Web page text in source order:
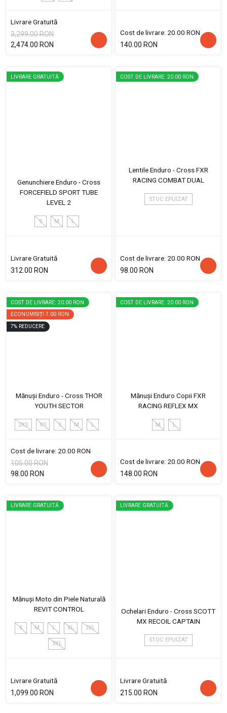
Livrare Gratuită
3,299.00 RON
2,474.00 RON
Cost de livrare: 20.00 RON
140.00 RON
LIVRARE GRATUITĂ
Genunchiere Enduro - Cross
FORCEFIELD SPORT TUBE
LEVEL 2
S M L
Livrare Gratuită
312.00 RON
COST DE LIVRARE: 20.00 RON
Lentile Enduro - Cross FXR
RACING COMBAT DUAL
STOC EPUIZAT
Cost de livrare: 20.00 RON
98.00 RON
COST DE LIVRARE: 20.00 RON
ECONOMISIȚI 7.00 RON
7% REDUCERE
Mănuși Enduro - Cross THOR
YOUTH SECTOR
2XS XS S M L
Cost de livrare: 20.00 RON
105.00 RON
98.00 RON
COST DE LIVRARE: 20.00 RON
Mănuși Enduro Copii FXR
RACING REFLEX MX
M L
Cost de livrare: 20.00 RON
148.00 RON
LIVRARE GRATUITĂ
Mănuși Moto din Piele Naturală
REVIT CONTROL
S M L XL 2XL
3XL
Livrare Gratuită
1,099.00 RON
LIVRARE GRATUITĂ
Ochelari Enduro - Cross SCOTT
MX RECOIL CAPTAIN
STOC EPUIZAT
Livrare Gratuită
215.00 RON